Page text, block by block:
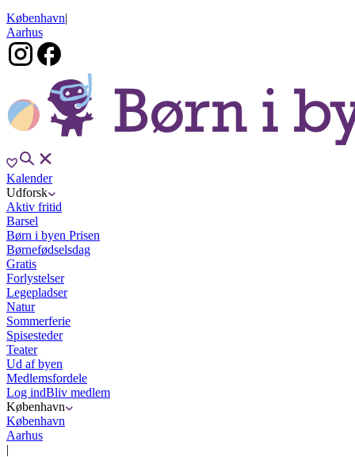
København|
Aarhus
Kalender
Udforsk
Aktiv fritid
Barsel
Børn i byen Prisen
Børnefødselsdag
Gratis
Forlystelser
Legepladser
Natur
Sommerferie
Spisesteder
Teater
Ud af byen
Medlemsfordele
Log indBliv medlem
København
København
Aarhus
|